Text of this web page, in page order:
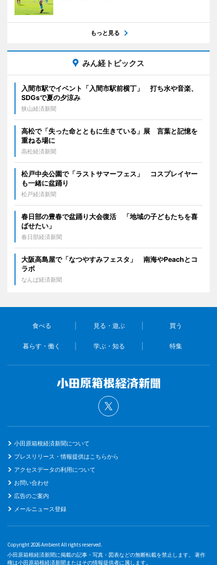
もっと見る
みん経トピックス
入間市駅でイベント「入間市駅前横丁」 打ち水や音楽、
SDGsで夏の夕涼み
狭山経済新聞
高松で「失った命とともに生きている」展 言葉と記憶を
重ねる場に
高松経済新聞
松戸中央公園で「ラストサマーフェス」 コスプレイヤー
も一緒に盆踊り
松戸経済新聞
春日部の豊春で盆踊り大会復活 「地域の子どもたちを喜
ばせたい」
春日部経済新聞
大阪高島屋で「なつやすみフェスタ」 南海やPeachとコ
ラボ
なんば経済新聞
食べる 見る・遊ぶ 買う
暮らす・働く 学ぶ・知る 特集
小田原箱根経済新聞について
プレスリリース・情報提供はこちらから
アクセスデータの利用について
お問い合わせ
広告のご案内
メールニュース登録
Copyright 2026 Ambient All rights reserved.
小田原箱根経済新聞に掲載の記事・写真・図表などの無断転載を禁止します。 著作
権は小田原箱根経済新聞またはその情報提供者に属します。